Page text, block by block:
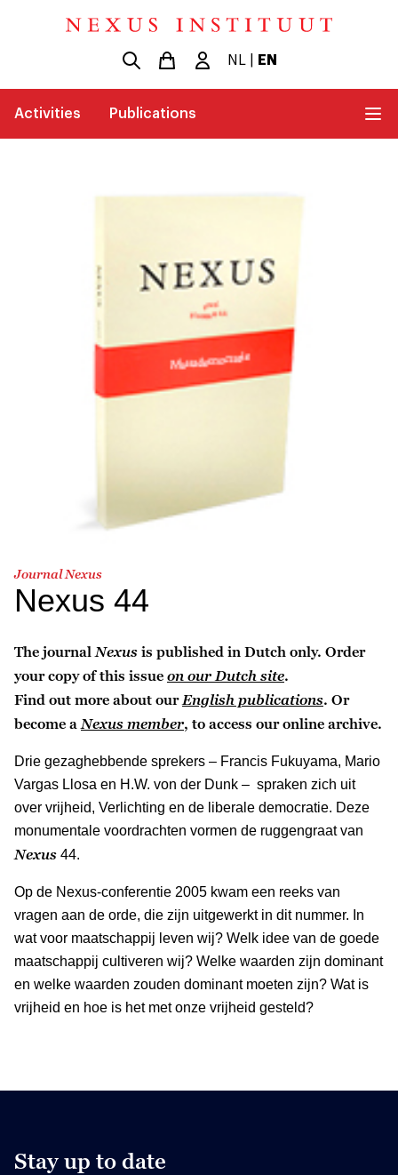
NL EN
Activities Publications
Journal Nexus
Nexus 44
The journal Nexus is published in Dutch only. Order
your copy of this issue on our Dutch site.
Find out more about our English publications. Or
become a Nexus member, to access our online archive.
Drie gezaghebbende sprekers – Francis Fukuyama, Mario
Vargas Llosa en H.W. von der Dunk – spraken zich uit
over vrijheid, Verlichting en de liberale democratie. Deze
monumentale voordrachten vormen de ruggengraat van
Nexus 44.
Op de Nexus-conferentie 2005 kwam een reeks van
vragen aan de orde, die zijn uitgewerkt in dit nummer. In
wat voor maatschappij leven wij? Welk idee van de goede
maatschappij cultiveren wij? Welke waarden zijn dominant
en welke waarden zouden dominant moeten zijn? Wat is
vrijheid en hoe is het met onze vrijheid gesteld?
Stay up to date